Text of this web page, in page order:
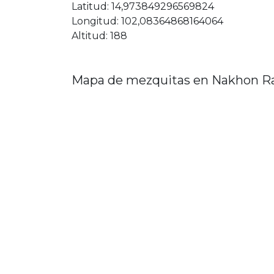
Latitud: 14,973849296569824
Longitud: 102,08364868164064
Altitud: 188
Mapa de mezquitas en Nakhon